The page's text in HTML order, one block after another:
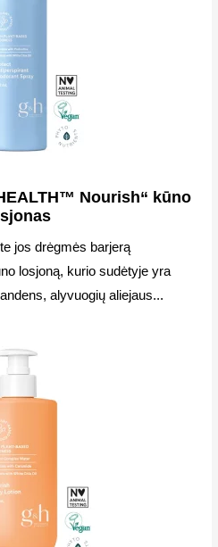
Nourish“ kūno
jos drėgmės barjerą
losjoną, kurio sudėtyje yra
alyvuogių aliejaus...